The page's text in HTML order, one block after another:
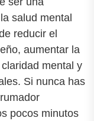
salud mental
reducir el
aumentar la
mental y
Si nunca has
pocos minutos